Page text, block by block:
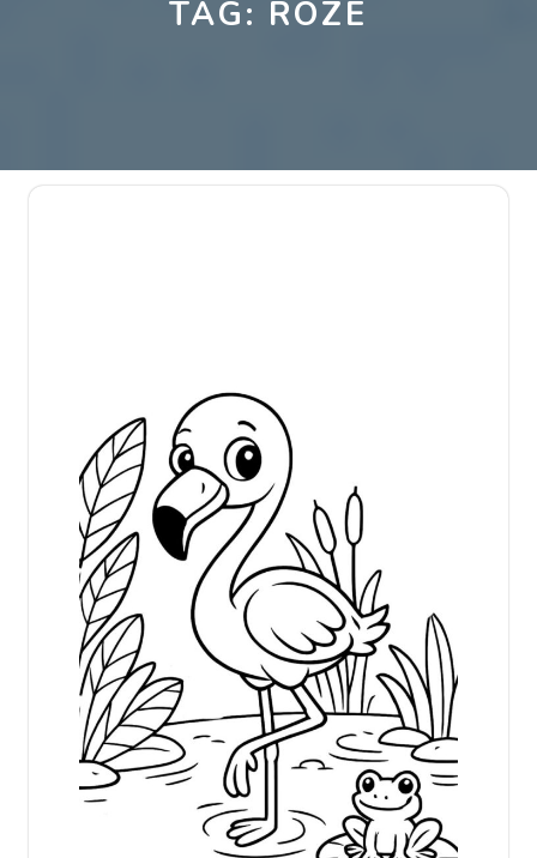
TAG: ROZE